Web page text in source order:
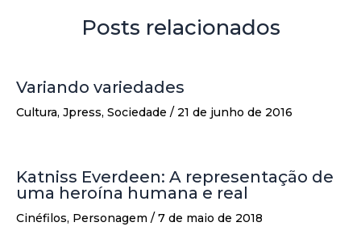
Posts relacionados
Variando variedades
Cultura, Jpress, Sociedade / 21 de junho de 2016
Katniss Everdeen: A representação de
uma heroína humana e real
Cinéfilos, Personagem / 7 de maio de 2018